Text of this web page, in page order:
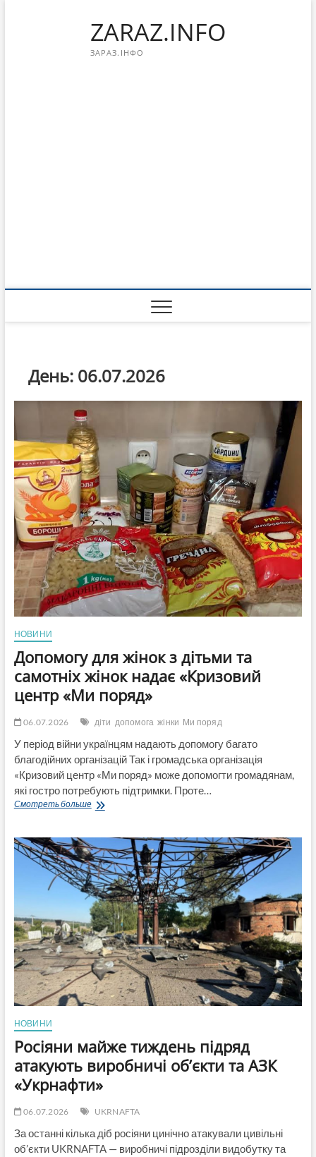
ZARAZ.INFO
ЗАРАЗ.ІНФО
День: 06.07.2026
НОВИНИ
Допомогу для жінок з дітьми та
самотніх жінок надає «Кризовий
центр «Ми поряд»
06.07.2026 діти допомога жінки Ми поряд
У період війни українцям надають допомогу багато
благодійних організацій Так і громадська організація
«Кризовий центр «Ми поряд» може допомогти громадянам,
які гостро потребують підтримки. Проте…
Смотреть большеДопомогу
з
дітьми
та
самотніх
жінок
надає
«Кризовий
центр
«Ми
поряд»
НОВИНИ
Росіяни майже тиждень підряд
атакують виробничі об’єкти та АЗК
«Укрнафти»
06.07.2026 UKRNAFTA
За останні кілька діб росіяни цинічно атакували цивільні
об’єкти UKRNAFTA — виробничі підрозділи видобутку та